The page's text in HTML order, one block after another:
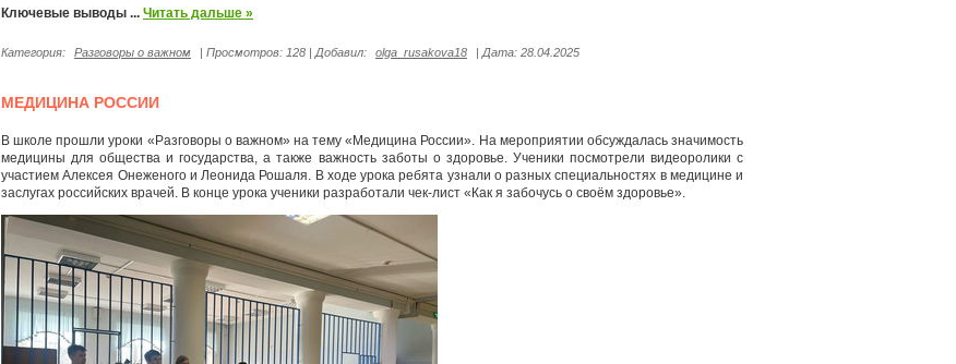
Ключевые выводы ... Читать дальше »
Категория: Разговоры о важном | Просмотров: 128 | Добавил: olga_rusakova18 | Дата: 28.04.2025
МЕДИЦИНА РОССИИ
В школе прошли уроки «Разговоры о важном» на тему «Медицина России». На мероприятии обсуждалась значимость
медицины для общества и государства, а также важность заботы о здоровье. Ученики посмотрели видеоролики с
участием Алексея Онеженого и Леонида Рошаля. В ходе урока ребята узнали о разных специальностях в медицине и
заслугах российских врачей. В конце урока ученики разработали чек-лист «Как я забочусь о своём здоровье».